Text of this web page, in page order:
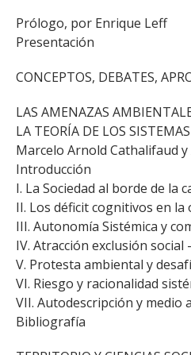
Prólogo, por Enrique Leff
Presentación
CONCEPTOS, DEBATES,
LAS AMENAZAS
LA TEORÍA DE LOS
Marcelo Arnold Cathalifaud
Introducción
I. La Sociedad al borde de la
II. Los déficit cognitivos en
III. Autonomía Sistémica y
IV. Atracción exclusión
V. Protesta ambiental y
VI. Riesgo y racionalidad
VII. Autodescripción y medio
Bibliografía